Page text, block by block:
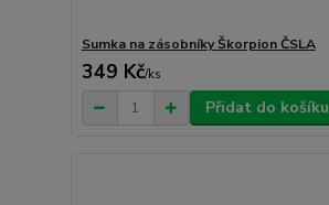
Sumka na zásobníky Škorpion ČSLA
349 Kč/ks
Přidat do košíku